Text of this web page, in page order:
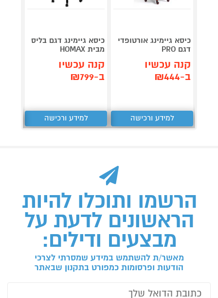
כיסא גיימינג אורטופדי
דגם PRO
קנה עכשיו
ב-₪444
למידע ורכישה
כיסא גיימינג דגם בליס
מבית HOMAX
קנה עכשיו
ב-₪799
למידע ורכישה
הרשמו ותוכלו להיות
הראשונים לדעת על
מבצעים ודילים:
מאשר/ת להשתמש במידע שמסרתי לצרכי
הודעות ופרסומות כמפורט בתקנון שבאתר